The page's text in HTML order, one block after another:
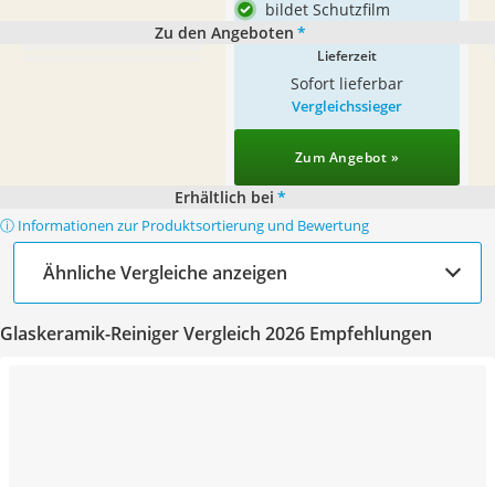
bildet Schutzfilm
Zu den Angeboten *
Lieferzeit
Sofort lieferbar
Vergleichssieger
Zum Angebot »
Erhältlich bei *
ⓘ Informationen zur Produktsortierung und Bewertung
Ähnliche Vergleiche anzeigen
Glaskeramik-Reiniger Vergleich 2026 Empfehlungen